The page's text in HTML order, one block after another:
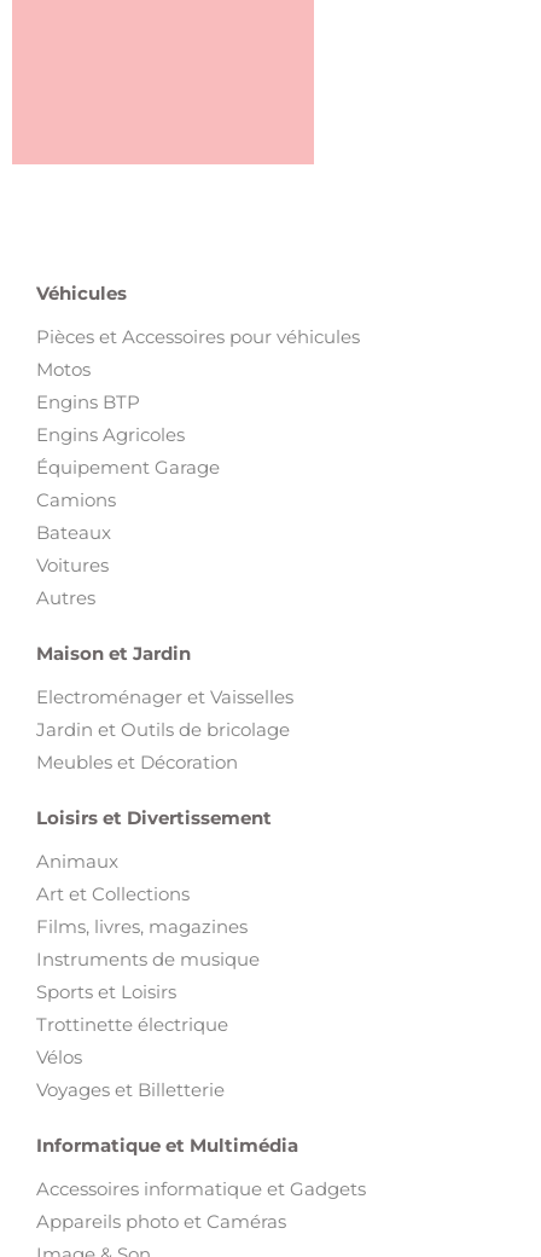
Véhicules
Pièces et Accessoires pour véhicules
Motos
Engins BTP
Engins Agricoles
Équipement Garage
Camions
Bateaux
Voitures
Autres
Maison et Jardin
Electroménager et Vaisselles
Jardin et Outils de bricolage
Meubles et Décoration
Loisirs et Divertissement
Animaux
Art et Collections
Films, livres, magazines
Instruments de musique
Sports et Loisirs
Trottinette électrique
Vélos
Voyages et Billetterie
Informatique et Multimédia
Accessoires informatique et Gadgets
Appareils photo et Caméras